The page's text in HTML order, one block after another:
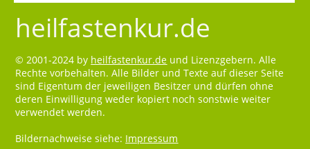
heilfastenkur.de
© 2001-2024 by heilfastenkur.de und Lizenzgebern. Alle
Rechte vorbehalten. Alle Bilder und Texte auf dieser Seite
sind Eigentum der jeweiligen Besitzer und dürfen ohne
deren Einwilligung weder kopiert noch sonstwie weiter
verwendet werden.
Bildernachweise siehe: Impressum